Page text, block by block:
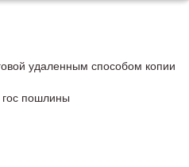
удаленным способом копии
гос пошлины